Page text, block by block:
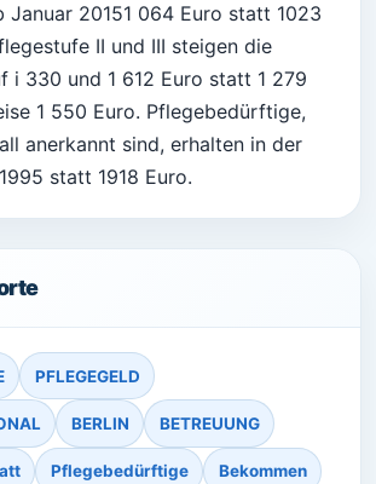
Januar 20151 064 Euro statt 1023
II und III steigen die
i 330 und 1 612 Euro statt 1 279
1 550 Euro. Pflegebedürftige,
anerkannt sind, erhalten in der
statt 1918 Euro.
PFLEGEGELD
BERLIN BETREUUNG
Pflegebedürftige Bekommen